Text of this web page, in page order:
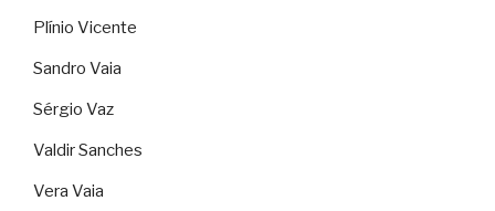
Plínio Vicente
Sandro Vaia
Sérgio Vaz
Valdir Sanches
Vera Vaia